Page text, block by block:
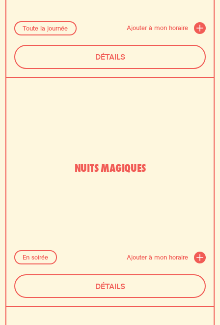
Toute la journée Ajouter à mon horaire
DÉTAILS
NUITS MAGIQUES
En soirée Ajouter à mon horaire
DÉTAILS